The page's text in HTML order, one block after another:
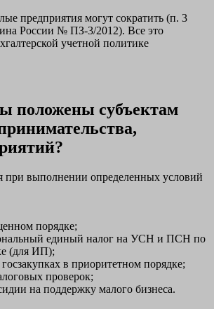
предприятия могут сократить (п. 3
России № ПЗ-3/2012). Все это
учетной политике
положены субъектам
при выполнении определенных условий
порядке;
единый налог на УСН и ПСН по
(для ИП);
госзакупках в приоритетном порядке;
проверок;
на поддержку малого бизнеса.